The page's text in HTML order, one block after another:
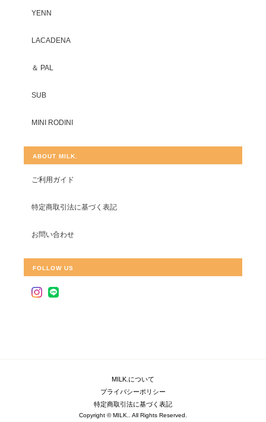
YENN
LACADENA
＆ PAL
SUB
MINI RODINI
ABOUT MILK.
ご利用ガイド
特定商取引法に基づく表記
お問い合わせ
FOLLOW US
MILK.について
プライバシーポリシー
特定商取引法に基づく表記
Copyright © MILK.. All Rights Reserved.